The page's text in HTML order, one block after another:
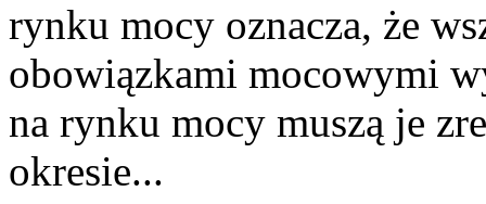
rynku mocy oznacza, że
obowiązkami mocowymi
na rynku mocy muszą je
okresie...